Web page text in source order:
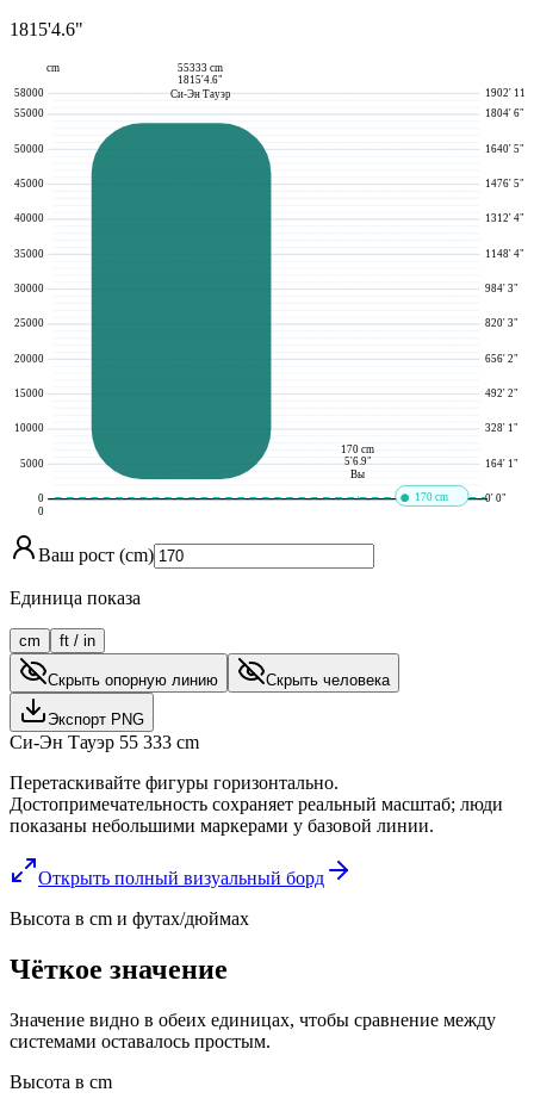
1815'4.6"
0 0' 0"
5000 164' 1"
10000 328' 1"
15000 492' 2"
20000 656' 2"
25000 820' 3"
30000 984' 3"
35000 1148' 4"
40000 1312' 4"
45000 1476' 5"
50000 1640' 5"
55000 1804' 6"
58000 1902' 11"
170 cm
170 cm
5'6.9"
Вы
55333 cm
1815'4.6"
Си-Эн Тауэр
0
cm
Ваш рост (cm)
Единица показа
cm ft / in
Скрыть опорную линию Скрыть человека
Экспорт PNG
Си-Эн Тауэр 55 333 cm
Перетаскивайте фигуры горизонтально.
Достопримечательность сохраняет реальный масштаб; люди
показаны небольшими маркерами у базовой линии.
Открыть полный визуальный борд
Высота в cm и футах/дюймах
Чёткое значение
Значение видно в обеих единицах, чтобы сравнение между
системами оставалось простым.
Высота в cm